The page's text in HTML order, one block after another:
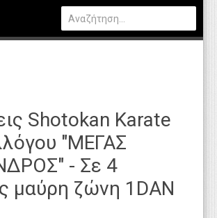
Shotokan Karate
"ΜΕΓΑΣ
- Σε 4
μαύρη ζώνη 1DAN